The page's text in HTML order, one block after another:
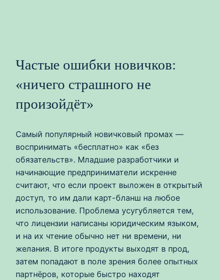
Частые ошибки новичков:
«ничего страшного не
произойдёт»
Самый популярный новичковый промах —
воспринимать «бесплатно» как «без
обязательств». Младшие разработчики и
начинающие предприниматели искренне
считают, что если проект выложен в открытый
доступ, то им дали карт-бланш на любое
использование. Проблема усугубляется тем,
что лицензии написаны юридическим языком,
и на их чтение обычно нет ни времени, ни
желания. В итоге продукты выходят в прод,
затем попадают в поле зрения более опытных
партнёров, которые быстро находят